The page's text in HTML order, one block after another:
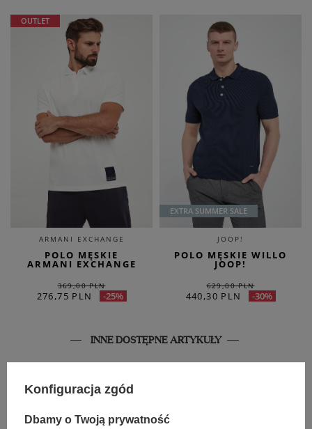
OUTLET
ARMANI EXCHANGE
POLO MĘSKIE
ARMANI EXCHANGE
369,00 PLN
276,75 PLN -25%
EXTRA SUMMER SALE
JOOP!
POLO MĘSKIE WILLO
JOOP!
629,00 PLN
440,30 PLN -30%
INNE DOSTĘPNE ARTYKUŁY
Konfiguracja zgód
Dbamy o Twoją prywatność